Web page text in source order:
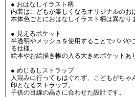
● おはなしイラスト柄
内装はこどもが楽しくなるオリジナルのお
本体色ごとにおはなしイラスト柄は異なり
● 見えるポケット
半透明やメッシュを使用することでパパや
る仕様。
絵本やお絵描き帳の入る大きめポケットあ
● めじるしストラップ
人混みに行ってもはぐれず、こどもがちゃ
印となるストラップ。
子供の目線の高さに合わせた設計です。